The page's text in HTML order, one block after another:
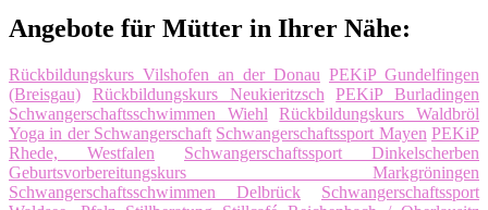
Angebote für Mütter in Ihrer Nähe:
Rückbildungskurs Vilshofen an der Donau PEKiP Gundelfingen
(Breisgau)
Rückbildungskurs Neukieritzsch
PEKiP Burladingen
Schwangerschaftsschwimmen Wiehl
Rückbildungskurs Waldbröl
Yoga in der Schwangerschaft Schwangerschaftssport Mayen PEKiP
Rhede, Westfalen
Schwangerschaftssport Dinkelscherben
Geburtsvorbereitungskurs Markgröningen
Schwangerschaftsschwimmen Delbrück
Schwangerschaftssport